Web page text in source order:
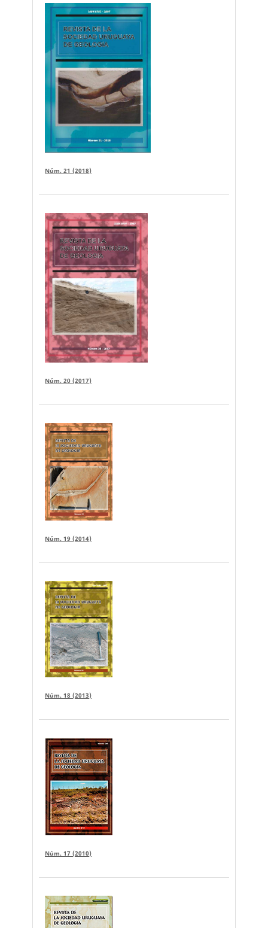
Núm. 21 (2018)
Núm. 20 (2017)
Núm. 19 (2014)
Núm. 18 (2013)
Núm. 17 (2010)